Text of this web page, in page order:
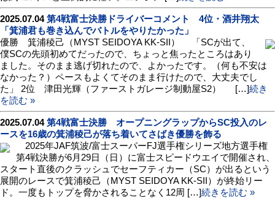
2025.07.04第4戦富士決勝ドライバーコメント 4位・酒井翔太
「箕浦君も巻き込んでバトルをやりたかった」
優勝 箕浦稜己（MYST SEIDOYA KK-SII） 「SCが出て、
僕SCの先頭初めてだったので、ちょっと焦ったところはあり
ました。そのまま逃げ切れたので、よかったです。（何も不安は
なかった？）ペースもよくてそのまま行けたので、大丈夫でし
た」 2位 津田光輝（ファーストガレージ制動屋S2） […]続き
を読む »
2025.07.04第4戦富士決勝 オープニングラップからSC投入のレ
ースを16歳の箕浦稜己が落ち着いてさばき優勝を飾る
2025年JAF筑波/富士スーパーFJ選手権シリーズ地方選手権
第4戦決勝が6月29日（日）に富士スピードウエイで開催され、
スタート直後のクラッシュでセーフティカー（SC）が出るという
展開のレースで箕浦稜己（MYST SEIDOYA KK-SII）が終始リー
ド。一度もトップを脅かされることなく12周 […]続きを読む »